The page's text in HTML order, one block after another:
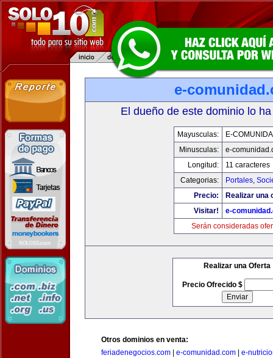
e-
El dueño de este dominio lo
Mayusculas:
E-
Minusculas:
e-
Longitud:
11 caracteres
Categorias:
Portales,
Precio:
Realizar una
Visitar!
e-
Serán consideradas
Realizar una Oferta
Precio Ofrecido $
Otros dominios en venta:
feriadenegocios.com
e-comunidad.com e-